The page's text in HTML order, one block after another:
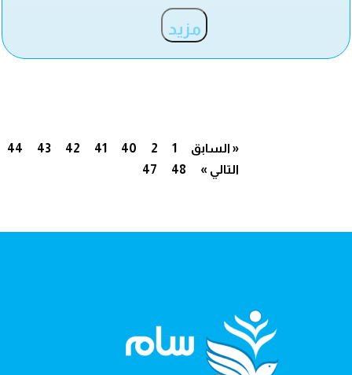
مزيد
« السابق 1
2
40
41
42
43
44
47
48 التالي »